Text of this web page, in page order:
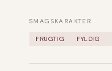
SMAGSKARAKTER
FRUGTIG FYLDIG